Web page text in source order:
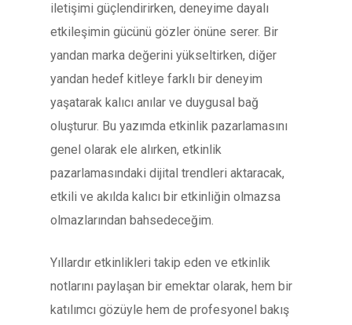
iletişimi güçlendirirken, deneyime dayalı
etkileşimin gücünü gözler önüne serer. Bir
yandan marka değerini yükseltirken, diğer
yandan hedef kitleye farklı bir deneyim
yaşatarak kalıcı anılar ve duygusal bağ
oluşturur. Bu yazımda etkinlik pazarlamasını
genel olarak ele alırken, etkinlik
pazarlamasındaki dijital trendleri aktaracak,
etkili ve akılda kalıcı bir etkinliğin olmazsa
olmazlarından bahsedeceğim.
Yıllardır etkinlikleri takip eden ve etkinlik
notlarını paylaşan bir emektar olarak, hem bir
katılımcı gözüyle hem de profesyonel bakış